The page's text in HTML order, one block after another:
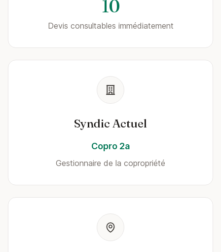
10
Devis consultables immédiatement
Syndic Actuel
Copro 2a
Gestionnaire de la copropriété